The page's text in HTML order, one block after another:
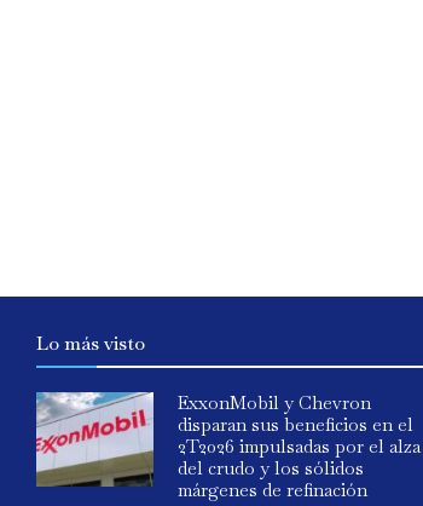
Lo más visto
ExxonMobil y Chevron
disparan sus beneficios en el
2T2026 impulsadas por el alza
del crudo y los sólidos
márgenes de refinación